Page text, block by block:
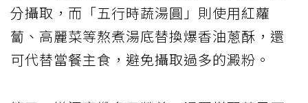
分攝取，而「五行時蔬湯圓」則使用紅蘿
蔔、高麗菜等熬煮湯底替換爆香油蔥酥，還
可代替當餐主食，避免攝取過多的澱粉。